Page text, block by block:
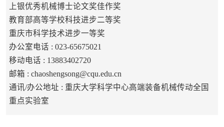
上银优秀机械博士论文奖佳作奖
教育部高等学校科技进步二等奖
重庆市科学技术进步一等奖
办公室电话 : 023-65675021
移动电话 : 13883402720
邮箱 : chaoshengsong@cqu.edu.cn
通讯/办公地址 : 重庆大学科学中心高端装备机械传动全国
重点实验室